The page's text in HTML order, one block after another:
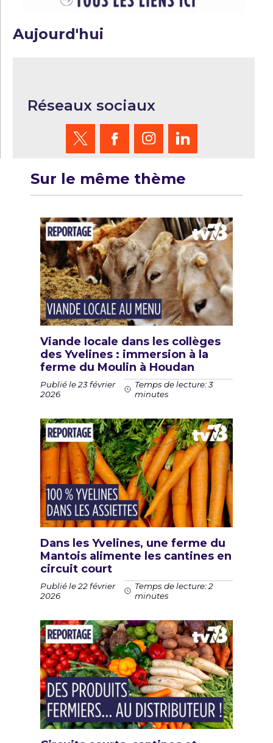
Aujourd'hui
Réseaux sociaux
Sur le même thème
Viande locale dans les collèges
des Yvelines : immersion à la
ferme du Moulin à Houdan
Publié le 23 février
2026
Temps de lecture: 3
minutes
Dans les Yvelines, une ferme du
Mantois alimente les cantines en
circuit court
Publié le 22 février
2026
Temps de lecture: 2
minutes